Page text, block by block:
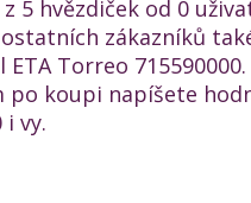
5 hvězdiček od 0
zákazníků
Torreo
po koupi napíšete
i vy.